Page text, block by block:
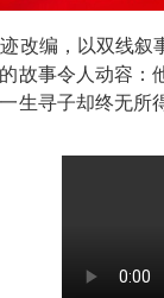
改编，以双线
故事令人动容：
生寻子却终无所